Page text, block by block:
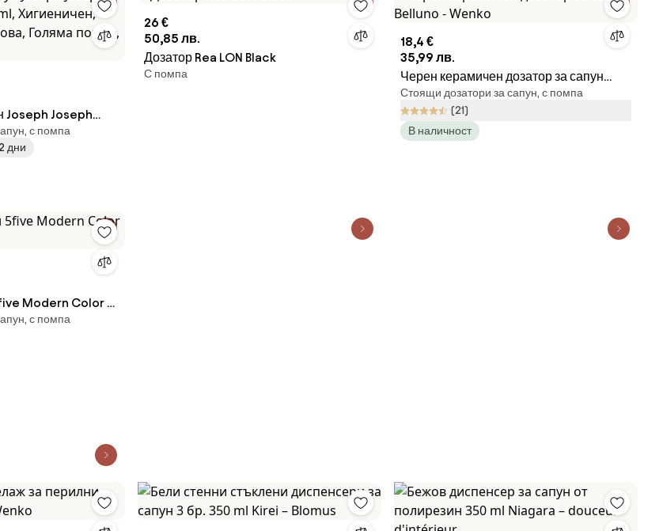
Joseph Joseph
Хигиеничен,
Голяма помпа,
с помпа
дни
26 €
50,85 лв.
Дозатор Rea LON Black
С помпа
18,4 €
35,99 лв.
Черен керамичен дозатор за сапун
Belluno - Wenko
Стоящи дозатори за сапун, с помпа
(21)
В наличност
Modern Color -
с помпа